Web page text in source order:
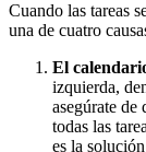
Cuando las tareas
una de cuatro
El
izquierda,
asegúrate de
todas las
es la